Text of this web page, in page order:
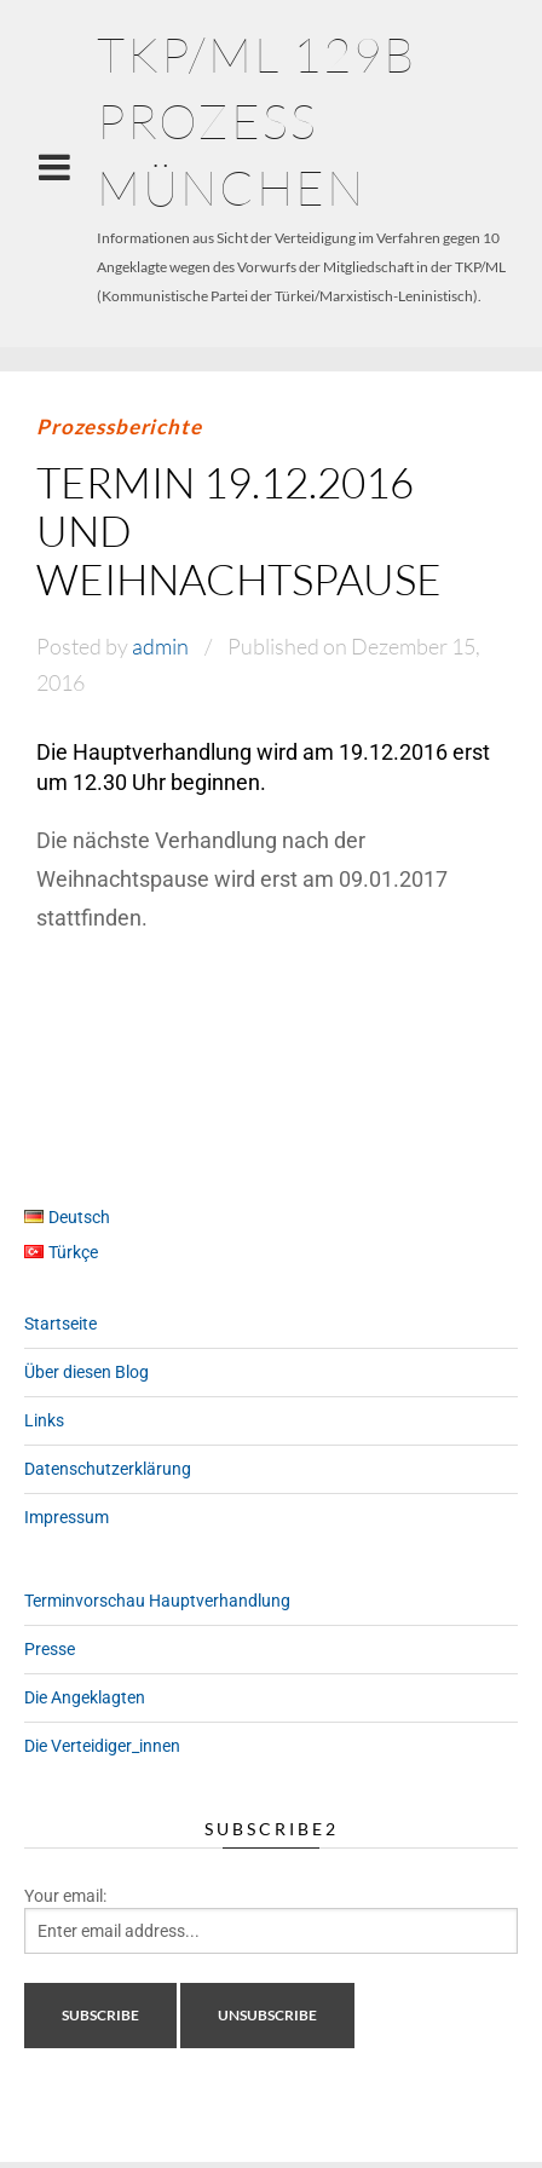
TKP/ML 129B
PROZESS
MÜNCHEN
Informationen aus Sicht der Verteidigung im Verfahren gegen 10
Angeklagte wegen des Vorwurfs der Mitgliedschaft in der TKP/ML
(Kommunistische Partei der Türkei/Marxistisch-Leninistisch).
Prozessberichte
TERMIN 19.12.2016
UND
WEIHNACHTSPAUSE
Posted byadmin
Published on Dezember 15,
2016
Die Hauptverhandlung wird am 19.12.2016 erst
um 12.30 Uhr beginnen.
Die nächste Verhandlung nach der
Weihnachtspause wird erst am 09.01.2017
stattfinden.
Deutsch
Türkçe
Startseite
Über diesen Blog
Links
Datenschutzerklärung
Impressum
Terminvorschau Hauptverhandlung
Presse
Die Angeklagten
Die Verteidiger_innen
SUBSCRIBE2
Your email: